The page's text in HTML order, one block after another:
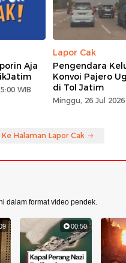
Aja
WIB
Lapor Cak
Pengendara
Konvoi Pajero
di Tol Jatim
Minggu, 26 Jul 2026
Ke Halaman Lapor Cak
dalam format video pendek.
00:50